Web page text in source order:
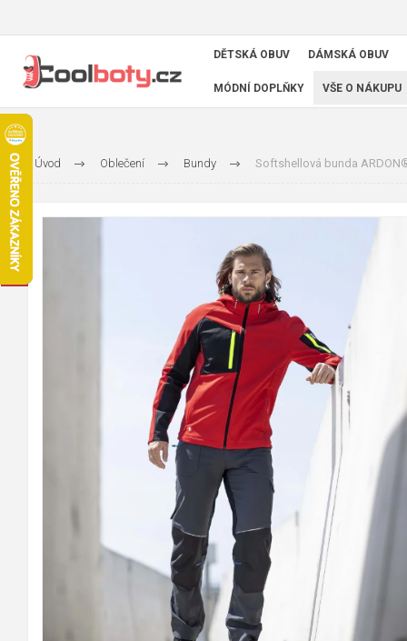
DĚTSKÁ OBUV DÁMSKÁ OBUV
MÓDNÍ DOPLŇKY VŠE O NÁKUPU
Úvod Oblečení Bundy Softshellová bunda